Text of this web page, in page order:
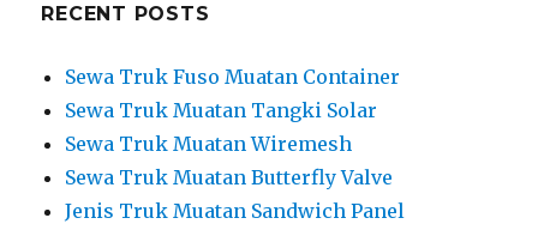
RECENT POSTS
Sewa Truk Fuso Muatan Container
Sewa Truk Muatan Tangki Solar
Sewa Truk Muatan Wiremesh
Sewa Truk Muatan Butterfly Valve
Jenis Truk Muatan Sandwich Panel